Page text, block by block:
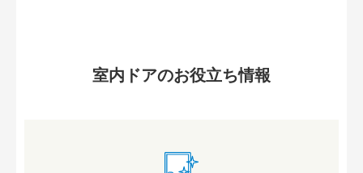
室内ドアのお役立ち情報